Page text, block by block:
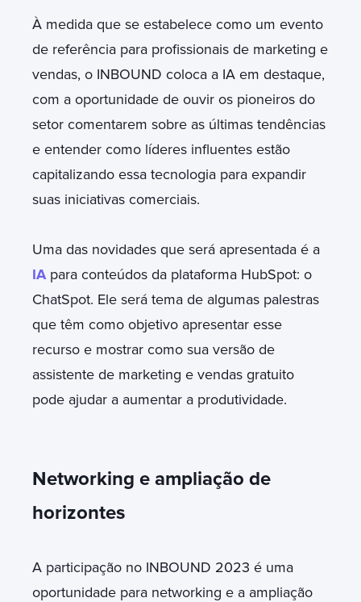
À medida que se estabelece como um evento
de referência para profissionais de marketing e
vendas, o INBOUND coloca a IA em destaque,
com a oportunidade de ouvir os pioneiros do
setor comentarem sobre as últimas tendências
e entender como líderes influentes estão
capitalizando essa tecnologia para expandir
suas iniciativas comerciais.
Uma das novidades que será apresentada é a
IApara conteúdos da plataforma HubSpot: o
ChatSpot. Ele será tema de algumas palestras
que têm como objetivo apresentar esse
recurso e mostrar como sua versão de
assistente de marketing e vendas gratuito
pode ajudar a aumentar a produtividade.
Networking e ampliação de
horizontes
A participação no INBOUND 2023 é uma
oportunidade para networking e a ampliação